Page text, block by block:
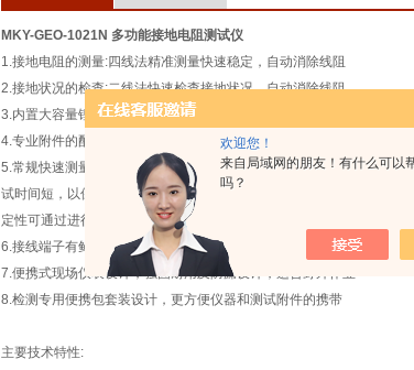
欢迎您！
来自局域网的朋友！有什么可以
吗？
MKY-GEO-1021N 多功能接地电阻测试仪
1.接地电阻的测量:四线法精准测量快速稳定，自动消除线阻
2.接地状况的检查:二线法快速检查接地状况，自动消除线阻
3.内置大容量锂电:记忆小、充电快速，为测量供电稳定持久
4.专业附件的配置:标配测线超长设计，另配加长的平行双线
5.常规快速测量法和噪声抑制测量法:通常建议使用常规快速测量法，
试时间短，以保证常规检测的快速作业。如果在电气噪声非常严重的
定性可通过进行平均处理而得到提高，尽管这样会延长一些测量时间。
6.接线端子有鲜明的、与所连测试线色彩相同的彩色区域标注
7.便携式现场仪表设计，强固耐用及防漏设计，适合野外作业
8.检测专用便携包套装设计，更方便仪器和测试附件的携带
主要技术特性: